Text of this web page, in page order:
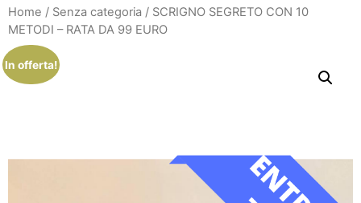
Home / Senza categoria / SCRIGNO SEGRETO CON 10
METODI – RATA DA 99 EURO
In offerta!